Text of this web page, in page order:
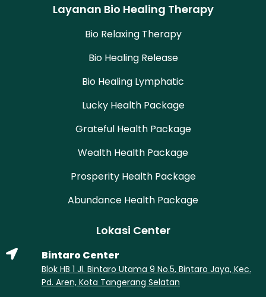
Layanan Bio Healing Therapy
Bio Relaxing Therapy
Bio Healing Release
Bio Healing Lymphatic
Lucky Health Package
Grateful Health Package
Wealth Health Package
Prosperity Health Package
Abundance Health Package
Lokasi Center
Bintaro Center
Blok HB 1 Jl. Bintaro Utama 9 No.5, Bintaro Jaya, Kec.
Pd. Aren, Kota Tangerang Selatan